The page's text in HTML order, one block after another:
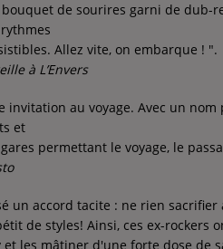
de sourires garni de dub-
Allez vite, on embarque ! ".
à L’Envers
invitation au voyage. Avec un
et
permettant le voyage, le
un accord tacite : ne rien sacrifier
de styles! Ainsi, ces ex-rockers
les mâtiner d'une forte dose de